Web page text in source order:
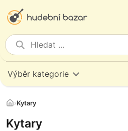
Výběr kategorie
›Kytary
Kytary